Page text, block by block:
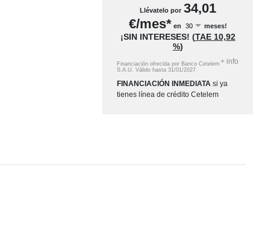
Llévatelo por 34,01
€/mes* en meses!
¡SIN INTERESES! (TAE 10,92
%)
Financiación ofrecida por Banco Cetelem
S.A.U.Válido hasta31/01/2027
+ info
FINANCIACIÓN INMEDIATA si ya
tienes línea de crédito Cetelem